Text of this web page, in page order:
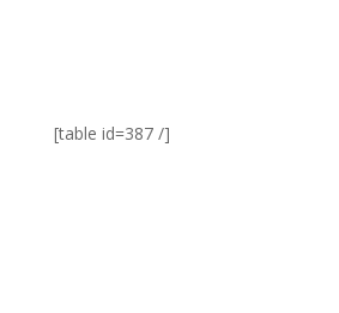
[table id=387 /]